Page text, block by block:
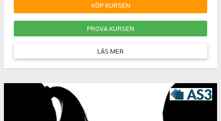
KÖP KURSEN
PROVA KURSEN
LÄS MER